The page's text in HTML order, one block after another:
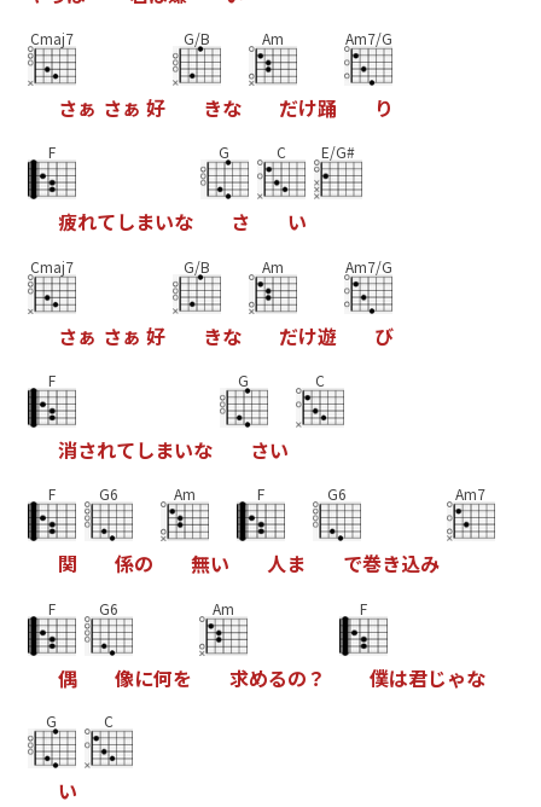
Cmaj7
さぁ さぁ 好
G/B
きな
Am
だけ踊
Am7/G
り
F
疲れてしまいな
G
さ
C
い
E/G#
Cmaj7
さぁ さぁ 好
G/B
きな
Am
だけ遊
Am7/G
び
F
消されてしまいな
G
さい
C
F
関
G6
係の
Am
無い
F
人ま
G6
で巻き込み
Am7
F
偶
G6
像に何を
Am
求めるの ？
F
僕は君じゃな
G
い
C